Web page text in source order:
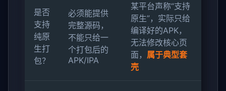
是否
支持
纯原
生打
包？
必须能提供
完整源码，
不能只给一
个打包后的
APK/IPA
某平台声称“支持
原生”，实际只给
编译好的APK，
无法修改核心页
面， 属于典型套
壳